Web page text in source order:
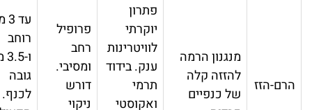
הזז
מנגנון הרמה
להזזה קלה
של כנפיים
פתרון
יוקרתי
לוויטרינות
ענק. בידוד
תרמי
ואקוסטי
פרופיל
רחב
ומסיבי.
דורש
ניקוי
עד 3 מ'
רוחב
ו-3.5 מ'
גובה
לכנף.